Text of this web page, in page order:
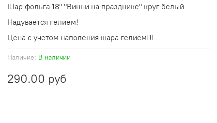
Наличие: В наличии
290.00 руб
Шар фольга 18" "Винни на празднике" круг белый
Надувается гелием!
Цена с учетом наполения шара гелием!!!